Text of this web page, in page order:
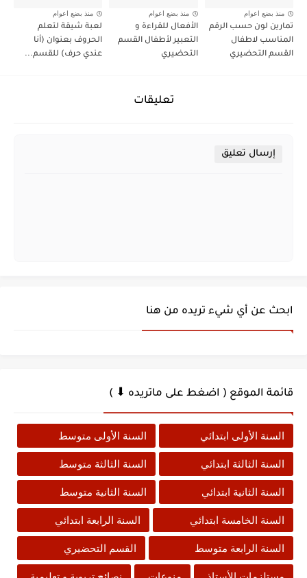
منذ بضع اعوام
تمارين لون حسب الرقم
المناسب لاطفال
القسم التحضيري
منذ بضع اعوام
الأفعال للقراءة و
التعبير لأطفال القسم
التحضيري
منذ بضع اعوام
لعبة شيقة لتعلم
الحروف بعنوان (أنا
عندي حرف) للقسم...
تعليقات
إرسال تعليق
ابحث عن أي شيء تريده من هنا
قائمة الموقع ( اضغط على ماتريده ⬇ )
السنة الأولى ابتدائي السنة الأولى متوسط
السنة الثالثة ابتدائي السنة الثالثة متوسط
السنة الثانية ابتدائي السنة الثانية متوسط
السنة الخامسة ابتدائي السنة الرابعة ابتدائي
السنة الرابعة متوسط القسم التحضيري